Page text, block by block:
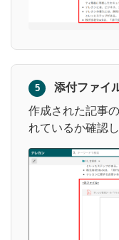
5
添付ファイ
作成された記事
れているか確認し